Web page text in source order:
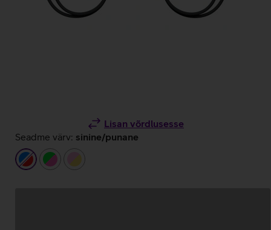
Lisan võrdlusesse
Seadme värv: sinine/punane
sinine/punane
neoonroheline/roosa
heleroosa/kollane